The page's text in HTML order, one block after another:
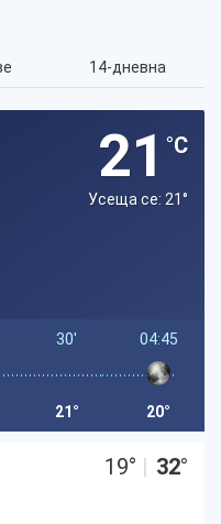
14-дневна
21 °C
Усеща се: 21°
30'
21°
04:45
20°
19° | 32°